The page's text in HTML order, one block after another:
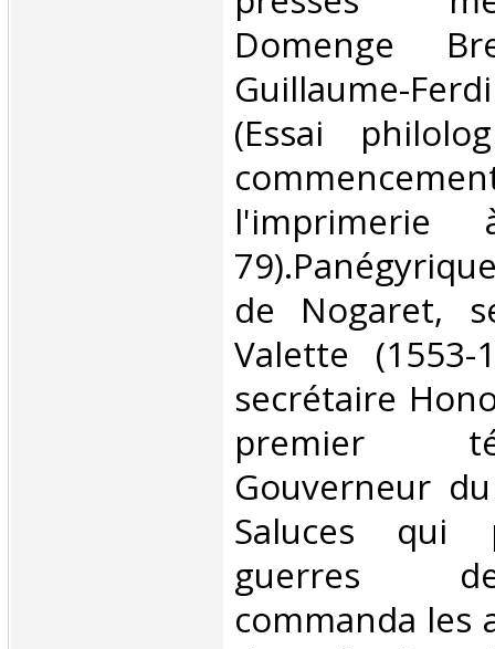
Domenge
Guillaume-
(Essai
de Nogaret,
Valette
secrétaire
premier
Gouverneur
Saluces qui
guerres
commanda les